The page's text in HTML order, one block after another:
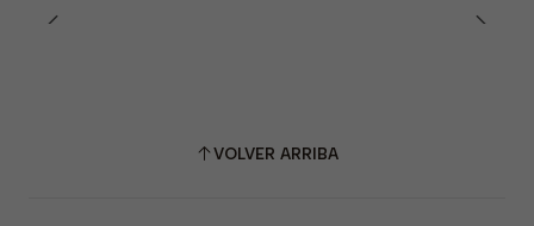
VOLVER ARRIBA